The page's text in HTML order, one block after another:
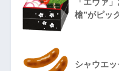
「エヴァ
槍”がピッ
シャウエ